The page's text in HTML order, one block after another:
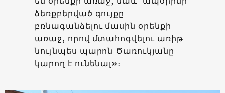
ձեռքբերված գույքը
բռնագանձելու մասին օրենքի
առաջ, որով մտահոգվելու առիթ
նույնպես պարոն Ծառուկյանը
կարող է ունենալ»։